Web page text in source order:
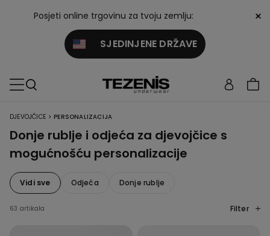
Posjeti online trgovinu za tvoju zemlju:
SJEDINJENE DRŽAVE
×
DJEVOJČICE > PERSONALIZACIJA
Donje rublje i odjeća za djevojčice s
mogućnošću personalizacije
Vidi sve Odjeća Donje rublje
63 artikala Filter